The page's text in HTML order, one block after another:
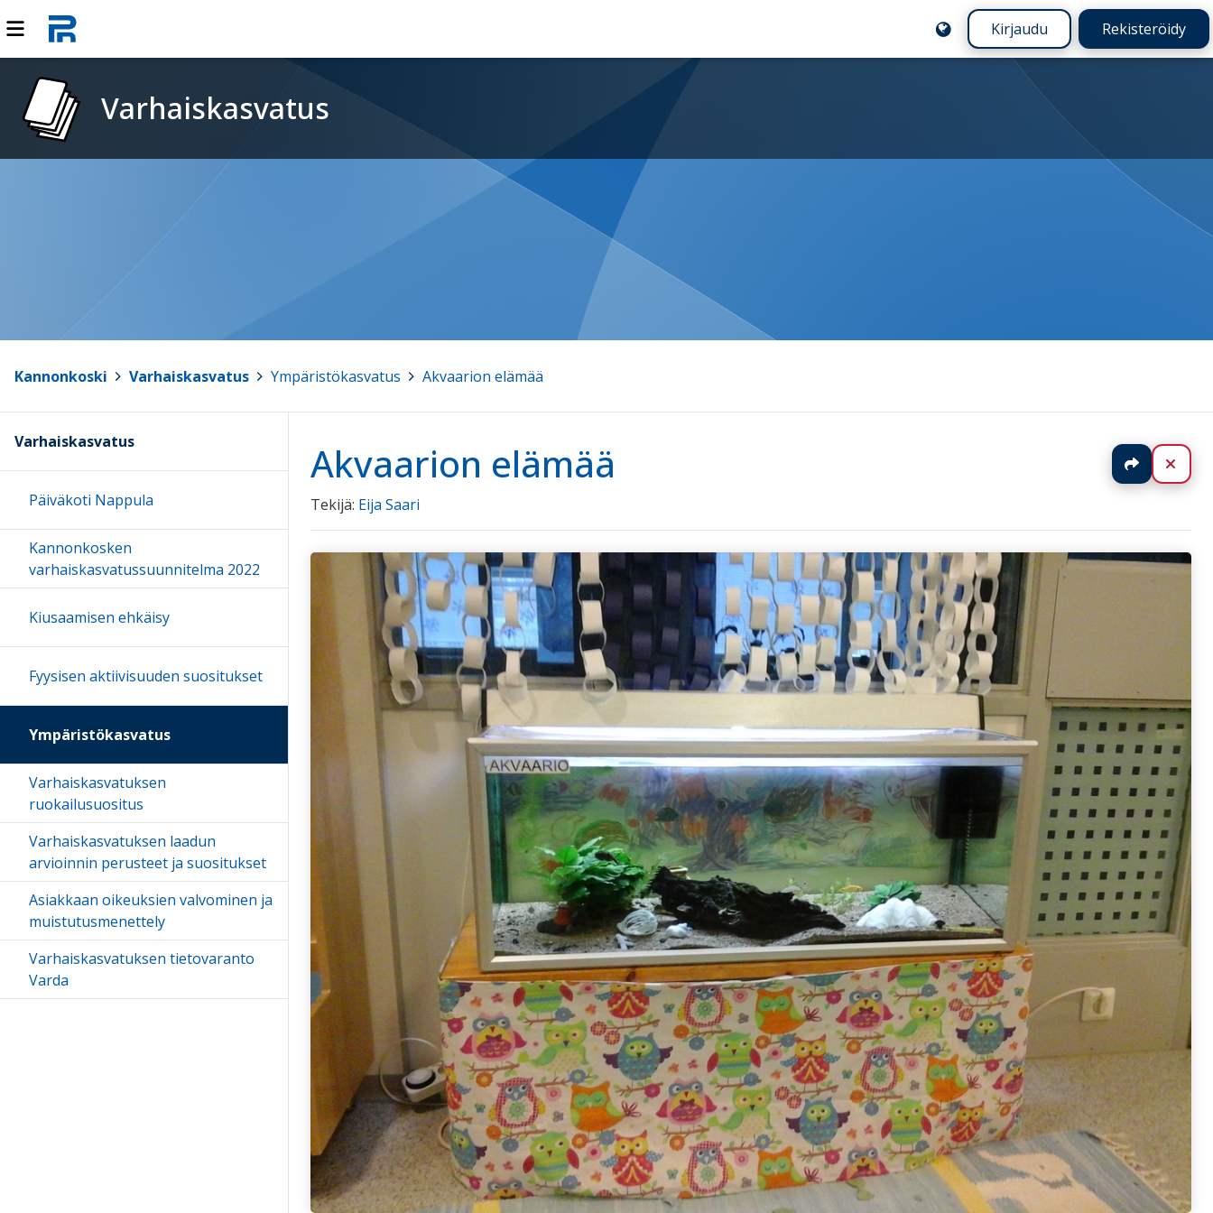
Kirjaudu Rekisteröidy
Varhaiskasvatus
Kannonkoski Varhaiskasvatus Ympäristökasvatus Akvaarion elämää
Akvaarion elämää Jaa
Tekijä: Eija Saari
Varhaiskasvatus
Päiväkoti Nappula
Kannonkosken
varhaiskasvatussuunnitelma 2022
Kiusaamisen ehkäisy
Fyysisen aktiivisuuden suositukset
Ympäristökasvatus
Varhaiskasvatuksen
ruokailusuositus
Varhaiskasvatuksen laadun
arvioinnin perusteet ja suositukset
Asiakkaan oikeuksien valvominen ja
muistutusmenettely
Varhaiskasvatuksen tietovaranto
Varda